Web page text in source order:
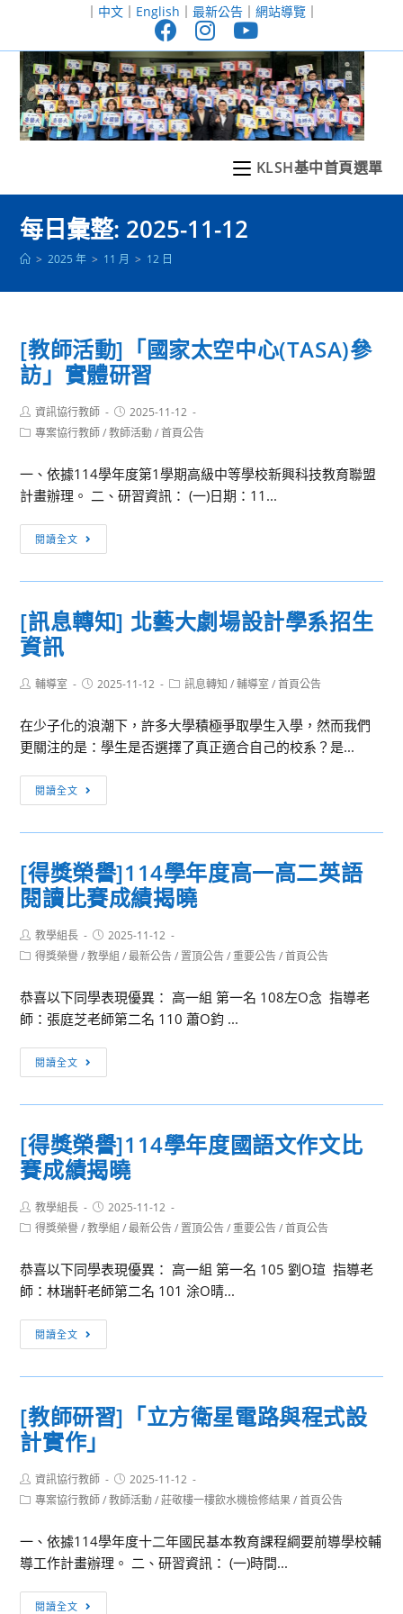
至
｜ 中文｜ English ｜ 最新公告｜ 網站導覽｜
KLSH基中首頁選單
每日彙整: 2025-11-12
> 2025 年 > 11 月 > 12 日
[教師活動]「國家太空中心(TASA)參
訪」實體研習
Post
author:
資訊協行教師
Post
published:
2025-11-12
Post專案協行教師 / 教師活動 / 首頁公告
一、依據114學年度第1學期高級中等學校新興科技教育聯盟
計畫辦理。 二、研習資訊： (一)日期：11...
閱讀全文
師
活
「國
空
心
(TASA)
參
體
研
習
[訊息轉知] 北藝大劇場設計學系招生
資訊
Post輔導室
Post2025-11-12
Post訊息轉知 / 輔導室 / 首頁公告
在少子化的浪潮下，許多大學積極爭取學生入學，然而我們
更關注的是：學生是否選擇了真正適合自己的校系？是...
閱讀全文
息
轉
北
藝
劇
場
計
學
系
資
訊
[得獎榮譽]114學年度高一高二英語
閱讀比賽成績揭曉
Post
author:
教學組長
Post
published:
2025-11-12
Post得獎榮譽 / 教學組 / 最新公告 / 置頂公告 / 重要公告 / 首頁公告
恭喜以下同學表現優異： 高一組 第一名 108左O念 指導老
師：張庭芝老師第二名 110 蕭O鈞 ...
閱讀全文
獎
榮
學
年
高
一
二
英
語
比
賽
成
曉
[得獎榮譽]114學年度國語文作文比
賽成績揭曉
Post
author:
教學組長
Post
published:
2025-11-12
Post得獎榮譽 / 教學組 / 最新公告 / 置頂公告 / 重要公告 / 首頁公告
恭喜以下同學表現優異： 高一組 第一名 105 劉O瑄 指導老
師：林瑞軒老師第二名 101 涂O晴...
閱讀全文
獎
榮
學
國
語
作
文
比
[教師研習]「立方衛星電路與程式設
計實作」
Post
author:
資訊協行教師
Post
published:
2025-11-12
Post專案協行教師 / 教師活動 / 莊敬樓一樓飲水機檢修結果 / 首頁公告
一、依據114學年度十二年國民基本教育課程綱要前導學校輔
導工作計畫辦理。 二、研習資訊： (一)時間...
閱讀全文